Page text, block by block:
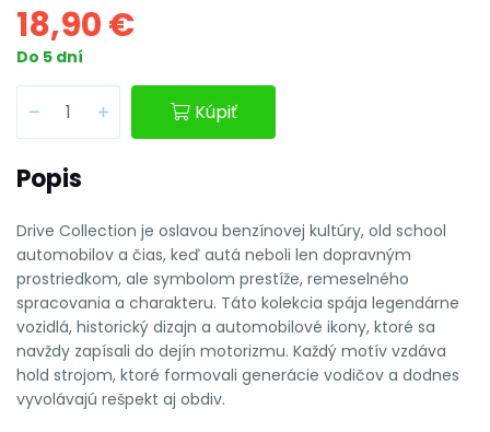
18,90 €
Do 5 dní
Kúpiť
Popis
Drive Collection je oslavou benzínovej kultúry, old school
automobilov a čias, keď autá neboli len dopravným
prostriedkom, ale symbolom prestíže, remeselného
spracovania a charakteru. Táto kolekcia spája legendárne
vozidlá, historický dizajn a automobilové ikony, ktoré sa
navždy zapísali do dejín motorizmu. Každý motív vzdáva
hold strojom, ktoré formovali generácie vodičov a dodnes
vyvolávajú rešpekt aj obdiv.